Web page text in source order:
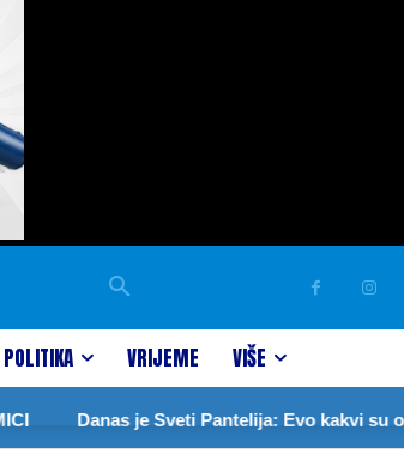
POLITIKA VRIJEME VIŠE
Danas je Sveti Pantelija: Evo kakvi su